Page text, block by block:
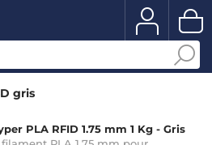
gris
PLA RFID 1.75 mm 1 Kg - Gris